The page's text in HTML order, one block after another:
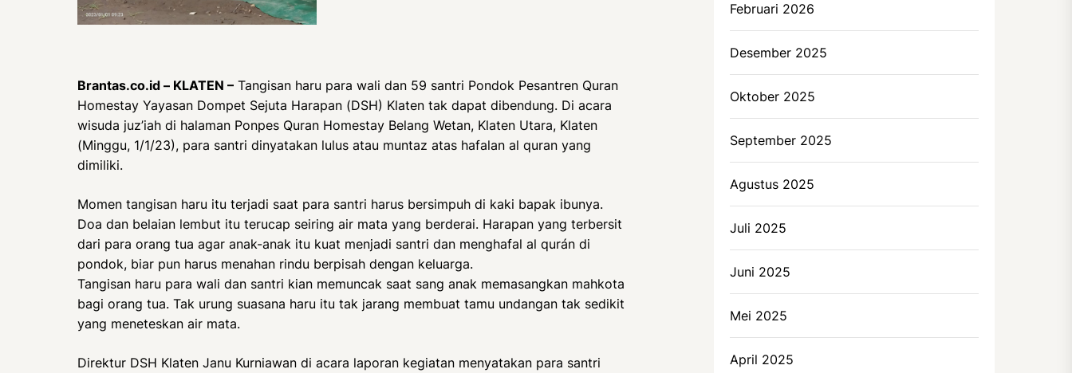
Brantas.co.id – KLATEN – Tangisan haru para wali dan 59 santri Pondok Pesantren Quran
Homestay Yayasan Dompet Sejuta Harapan (DSH) Klaten tak dapat dibendung. Di acara
wisuda juz’iah di halaman Ponpes Quran Homestay Belang Wetan, Klaten Utara, Klaten
(Minggu, 1/1/23), para santri dinyatakan lulus atau muntaz atas hafalan al quran yang
dimiliki.
Momen tangisan haru itu terjadi saat para santri harus bersimpuh di kaki bapak ibunya.
Doa dan belaian lembut itu terucap seiring air mata yang berderai. Harapan yang terbersit
dari para orang tua agar anak-anak itu kuat menjadi santri dan menghafal al qurán di
pondok, biar pun harus menahan rindu berpisah dengan keluarga.
Tangisan haru para wali dan santri kian memuncak saat sang anak memasangkan mahkota
bagi orang tua. Tak urung suasana haru itu tak jarang membuat tamu undangan tak sedikit
yang meneteskan air mata.
Direktur DSH Klaten Janu Kurniawan di acara laporan kegiatan menyatakan para santri
Februari 2026
Desember 2025
Oktober 2025
September 2025
Agustus 2025
Juli 2025
Juni 2025
Mei 2025
April 2025